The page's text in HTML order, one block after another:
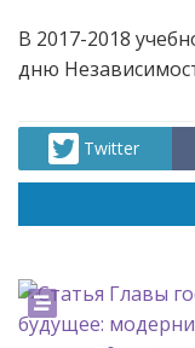
В 2017-2018
дню
Twitter